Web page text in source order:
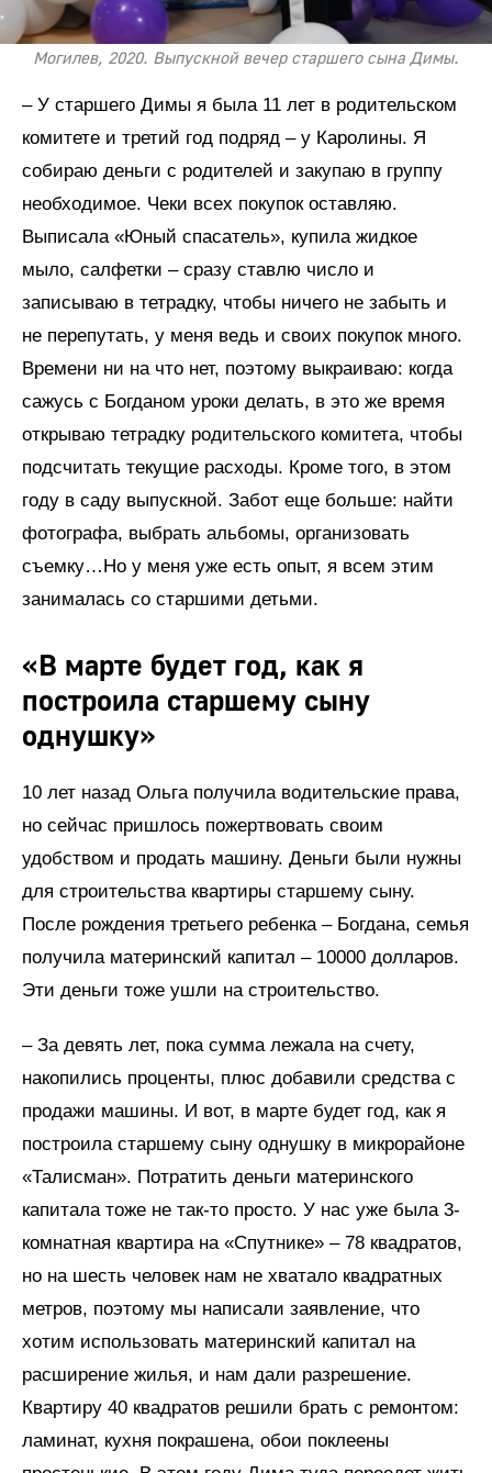
Могилев, 2020. Выпускной вечер старшего сына Димы.
– У старшего Димы я была 11 лет в родительском
комитете и третий год подряд – у Каролины. Я
собираю деньги с родителей и закупаю в группу
необходимое. Чеки всех покупок оставляю.
Выписала «Юный спасатель», купила жидкое
мыло, салфетки – сразу ставлю число и
записываю в тетрадку, чтобы ничего не забыть и
не перепутать, у меня ведь и своих покупок много.
Времени ни на что нет, поэтому выкраиваю: когда
сажусь с Богданом уроки делать, в это же время
открываю тетрадку родительского комитета, чтобы
подсчитать текущие расходы. Кроме того, в этом
году в саду выпускной. Забот еще больше: найти
фотографа, выбрать альбомы, организовать
съемку…Но у меня уже есть опыт, я всем этим
занималась со старшими детьми.
«В марте будет год, как я
построила старшему сыну
однушку»
10 лет назад Ольга получила водительские права,
но сейчас пришлось пожертвовать своим
удобством и продать машину. Деньги были нужны
для строительства квартиры старшему сыну.
После рождения третьего ребенка – Богдана, семья
получила материнский капитал – 10000 долларов.
Эти деньги тоже ушли на строительство.
– За девять лет, пока сумма лежала на счету,
накопились проценты, плюс добавили средства с
продажи машины. И вот, в марте будет год, как я
построила старшему сыну однушку в микрорайоне
«Талисман». Потратить деньги материнского
капитала тоже не так-то просто. У нас уже была 3-
комнатная квартира на «Спутнике» – 78 квадратов,
но на шесть человек нам не хватало квадратных
метров, поэтому мы написали заявление, что
хотим использовать материнский капитал на
расширение жилья, и нам дали разрешение.
Квартиру 40 квадратов решили брать с ремонтом:
ламинат, кухня покрашена, обои поклеены